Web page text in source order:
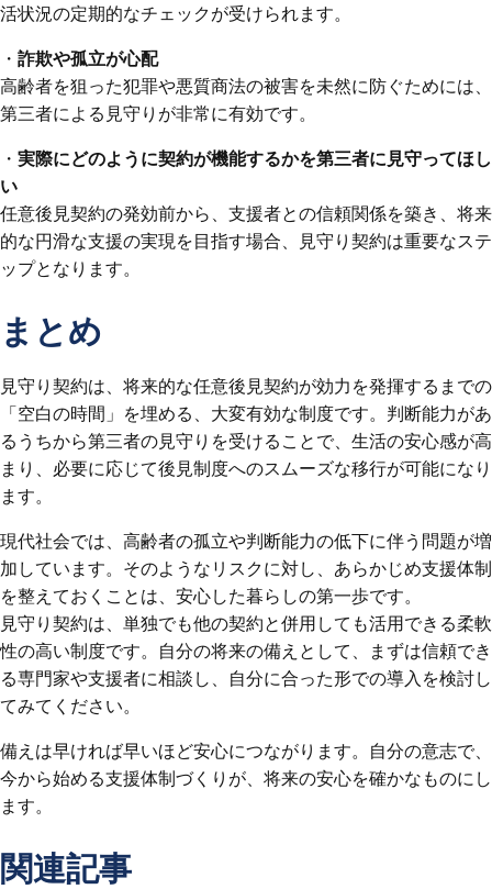
活状況の定期的なチェックが受けられます。
・ 詐欺や孤立が心配
高齢者を狙った犯罪や悪質商法の被害を未然に防ぐためには、
第三者による見守りが非常に有効です。
・ 実際にどのように契約が機能するかを第三者に見守ってほし
い
任意後見契約の発効前から、支援者との信頼関係を築き、将来
的な円滑な支援の実現を目指す場合、見守り契約は重要なステ
ップとなります。
まとめ
見守り契約は、将来的な任意後見契約が効力を発揮するまでの
「空白の時間」を埋める、大変有効な制度です。判断能力があ
るうちから第三者の見守りを受けることで、生活の安心感が高
まり、必要に応じて後見制度へのスムーズな移行が可能になり
ます。
現代社会では、高齢者の孤立や判断能力の低下に伴う問題が増
加しています。そのようなリスクに対し、あらかじめ支援体制
を整えておくことは、安心した暮らしの第一歩です。
見守り契約は、単独でも他の契約と併用しても活用できる柔軟
性の高い制度です。自分の将来の備えとして、まずは信頼でき
る専門家や支援者に相談し、自分に合った形での導入を検討し
てみてください。
備えは早ければ早いほど安心につながります。自分の意志で、
今から始める支援体制づくりが、将来の安心を確かなものにし
ます。
関連記事